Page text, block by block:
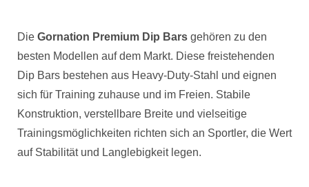
Die Gornation Premium Dip Bars gehören zu den
besten Modellen auf dem Markt. Diese freistehenden
Dip Bars bestehen aus Heavy-Duty-Stahl und eignen
sich für Training zuhause und im Freien. Stabile
Konstruktion, verstellbare Breite und vielseitige
Trainingsmöglichkeiten richten sich an Sportler, die Wert
auf Stabilität und Langlebigkeit legen.